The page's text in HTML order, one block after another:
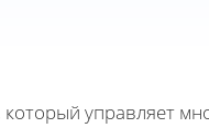
управляет